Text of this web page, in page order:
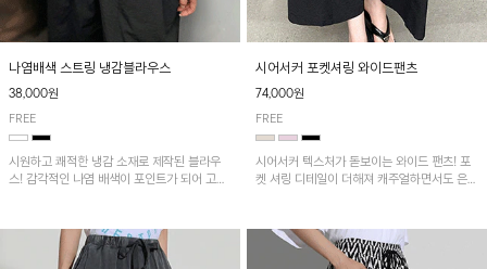
나염배색 스트링 냉감블라우스
38,000원
FREE
시원하고 쾌적한 냉감 소재로 제작된 블라우
스! 감각적인 나염 배색이 포인트가 되어 고급
착용 가능합니다~
시어서커 포켓셔링 와이드팬츠
74,000원
FREE
시어서커 텍스처가 돋보이는 와이드 팬츠! 포
켓 셔링 디테일이 더해져 캐주얼하면서도 은은
다. 가볍고 쾌적한 착용감으로 여름철 데일리
아이템으로 활용하기 좋아요~